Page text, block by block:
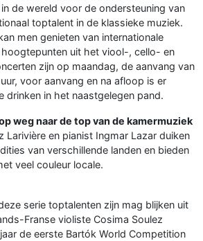
de wereld voor de ondersteuning van
toptalent in de klassieke muziek.
men genieten van internationale
uit het viool-, cello- en
zijn op maandag, de aanvang van
voor aanvang en na afloop is er
drinken in het naastgelegen pand.
weg naar de top van de kamermuziek
Larivière en pianist Ingmar Lazar duiken
van verschillende landen en bieden
veel couleur locale.
serie toptalenten zijn mag blijken uit
Franse violiste Cosima Soulez
de eerste Bartók World Competition